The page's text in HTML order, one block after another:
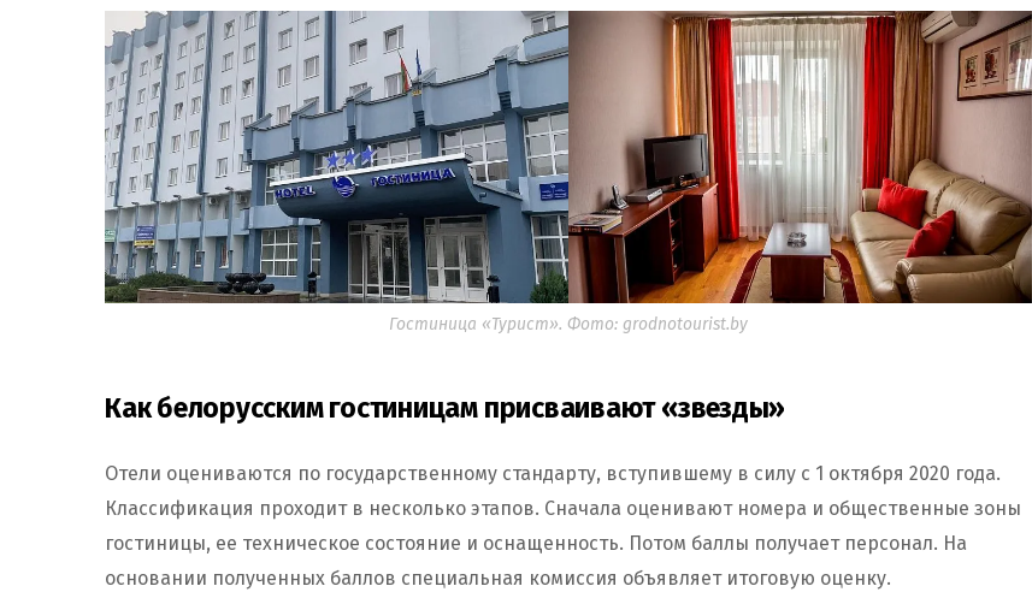
Гостиница «Турист». Фото: grodnotourist.by
Как белорусским гостиницам присваивают «звезды»
Отели оцениваются по государственному стандарту, вступившему в силу с 1 октября 2020 года.
Классификация проходит в несколько этапов. Сначала оценивают номера и общественные зоны
гостиницы, ее техническое состояние и оснащенность. Потом баллы получает персонал. На
основании полученных баллов специальная комиссия объявляет итоговую оценку.